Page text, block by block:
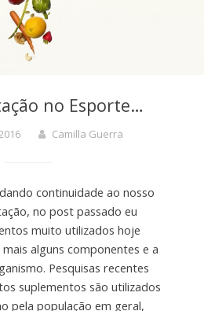
no Esporte…
Camilla Guerra
continuidade ao nosso
no post passado eu
muito utilizados hoje
alguns componentes e a
Pesquisas recentes
suplementos são utilizados
pela população em geral,